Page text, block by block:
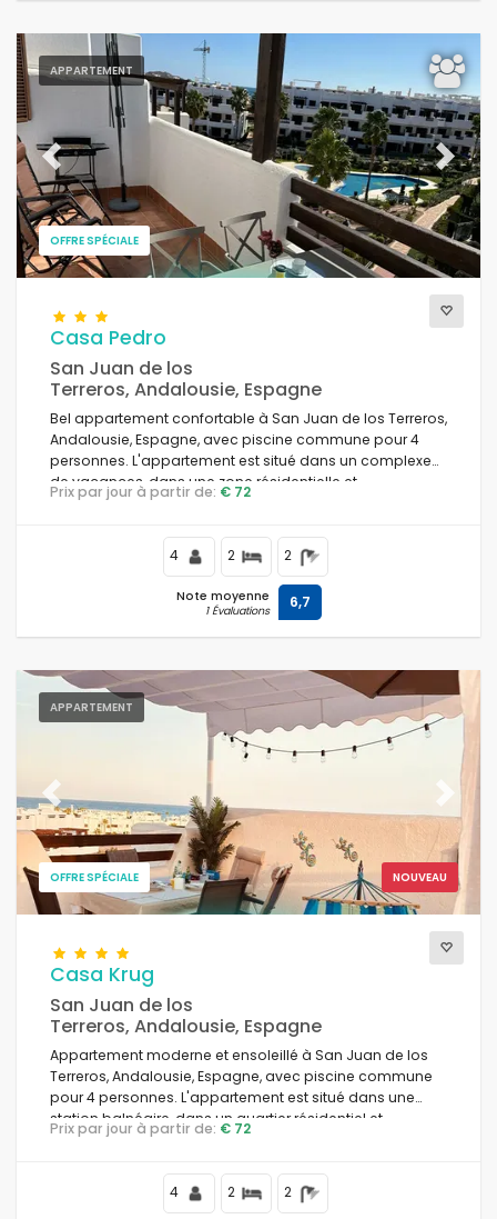
APPARTEMENT
OFFRE SPÉCIALE
Previous Next
Casa Pedro
San Juan de los
Terreros, Andalousie, Espagne
Bel appartement confortable à San Juan de los Terreros,
Andalousie, Espagne, avec piscine commune pour 4
personnes. L'appartement est situé dans un complexe
de vacances, dans une zone résidentielle et
montagneuse près de la plage, à proximité de
de tennis, et à 500 m de la plage de Playa Nardos.
Prix par jour à partir de: € 72
4 2 2
Note moyenne
1 Évaluations 6,7
APPARTEMENT
NOUVEAU
OFFRE SPÉCIALE
Previous Next
Casa Krug
San Juan de los
Terreros, Andalousie, Espagne
Appartement moderne et ensoleillé à San Juan de los
Terreros, Andalousie, Espagne, avec piscine commune
pour 4 personnes. L'appartement est situé dans une
station balnéaire, dans un quartier résidentiel et
montagneux proche des supermarchés et à 500 m de
Prix par jour à partir de: € 72
4 2 2